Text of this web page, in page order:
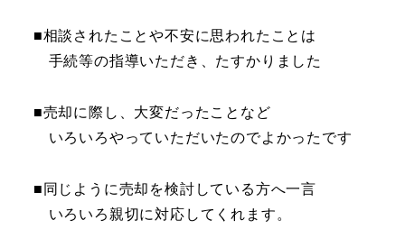
■相談されたことや不安に思われたことは
手続等の指導いただき、たすかりました
■売却に際し、大変だったことなど
いろいろやっていただいたのでよかったです
■同じように売却を検討している方へ一言
いろいろ親切に対応してくれます。